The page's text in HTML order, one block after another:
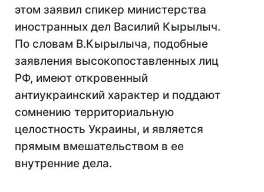
этом заявил спикер министерства
иностранных дел Василий Кырылыч.
По словам В.Кырылыча, подобные
заявления высокопоставленных лиц
РФ, имеют откровенный
антиукраинский характер и поддают
сомнению территориальную
целостность Украины, и является
прямым вмешательством в ее
внутренние дела.